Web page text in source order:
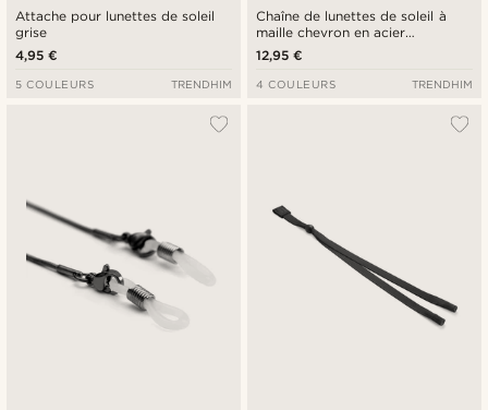
Attache pour lunettes de soleil
grise
4,95 €
5 COULEURS TRENDHIM
Chaîne de lunettes de soleil à
maille chevron en acier
inoxydable argenté
12,95 €
4 COULEURS TRENDHIM